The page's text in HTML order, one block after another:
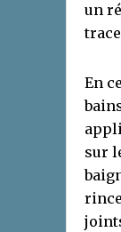
un
En
sur